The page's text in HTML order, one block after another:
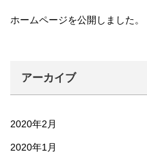
ホームページを公開しました。
アーカイブ
2020年2月
2020年1月